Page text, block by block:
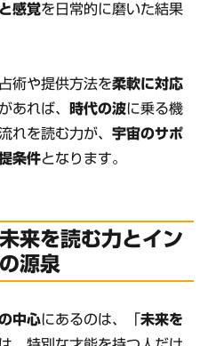
感覚を日常的に磨いた結果
術や提供方法を柔軟に対応
あれば、
時代の波に乗る機
れを読む力が、宇宙のサポ
条件となります。
来を読む力とイン
源泉
中心にあるのは、「未来を